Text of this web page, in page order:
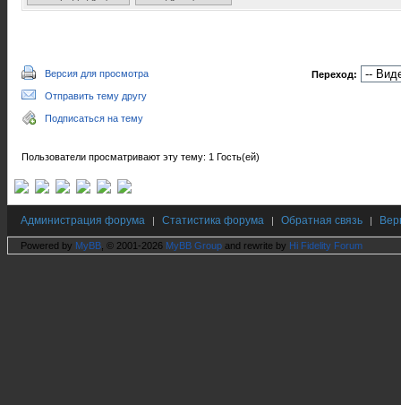
Версия для просмотра
Отправить тему другу
Подписаться на тему
Переход:
Пользователи просматривают эту тему: 1 Гость(ей)
Администрация форума | Статистика форума | Обратная связь |
Powered by MyBB , © 2001-2026 MyBB Group and rewrite by Hi Fidelity Forum